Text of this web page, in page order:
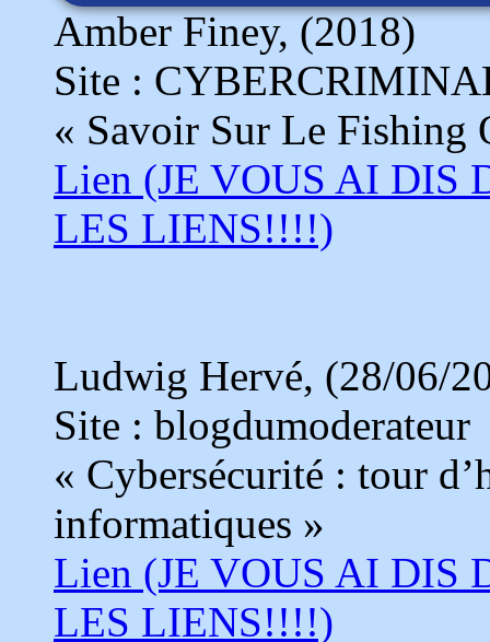
Amber Finey, (2018)
Site :
« Savoir Sur Le Fishing
Lien (JE VOUS AI DIS
LES LIENS!!!!)
Ludwig Hervé, (28/06/
Site : blogdumoderateur
« Cybersécurité : tour
informatiques »
Lien (JE VOUS AI DIS
LES LIENS!!!!)